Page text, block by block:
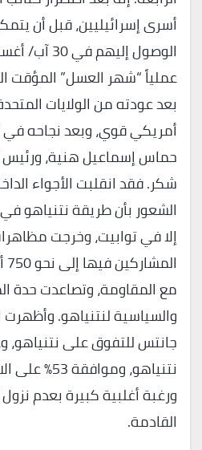
أسرى إسرائيليين، قبل أن
الوصول
عملياً “شهر العسل” المؤقت
بعد عودته من الولايات
أمريكي قوي، وبعد نجاحه
حماس إسماعيل هنية، ورئيس
شكر. فقد انقلبت الأجواء
الشعور بأن طريقة نتنياهو
إلا في توابيت، وخرجت
مع المقاومة، وتصاعدت حدة
والسياسية لنتنياهو.
نتنياهو،
ورغبة أغلبية كبيرة بعدم
القادمة.